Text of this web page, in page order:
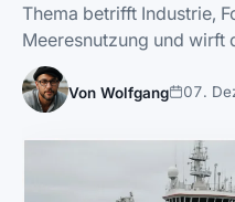
Thema betrifft Industrie,
Meeresnutzung und wirft
Von Wolfgang 07.